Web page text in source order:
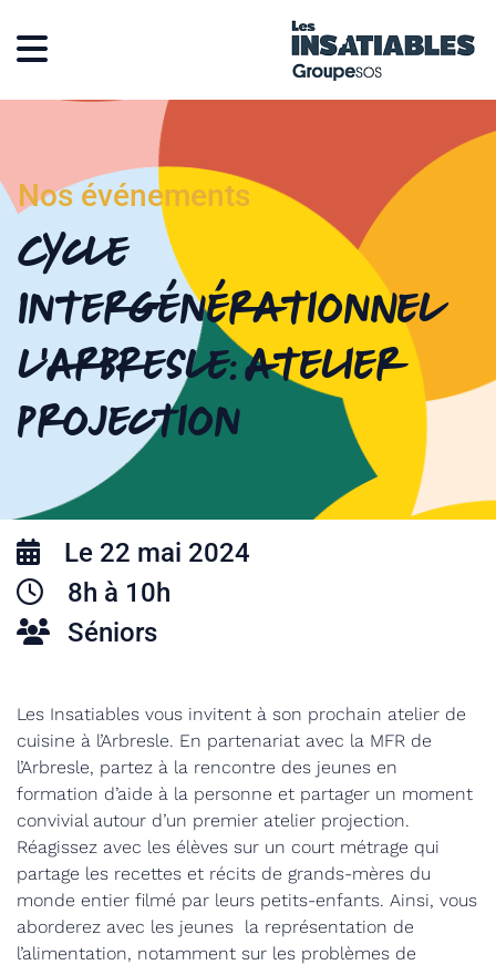
Nos événements
Cycle
Intergénérationnel
l’Arbresle: Atelier
projection
Le 22 mai 2024
8h à 10h
Séniors
Les Insatiables vous invitent à son prochain atelier de
cuisine à l’Arbresle. En partenariat avec la MFR de
l’Arbresle, partez à la rencontre des jeunes en
formation d’aide à la personne et partager un moment
convivial autour d’un premier atelier projection.
Réagissez avec les élèves sur un court métrage qui
partage les recettes et récits de grands-mères du
monde entier filmé par leurs petits-enfants. Ainsi, vous
aborderez avec les jeunes la représentation de
l’alimentation, notamment sur les problèmes de